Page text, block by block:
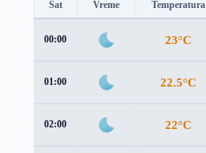
Sat Vreme Temperatura
00:00 23°C
01:00 22.5°C
02:00 22°C